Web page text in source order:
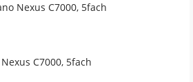
Nexus C7000, 5fach
C7000, 5fach